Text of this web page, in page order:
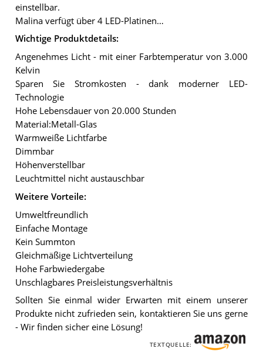
einstellbar.
Malina verfügt über 4 LED-Platinen…
Wichtige Produktdetails:
Angenehmes Licht - mit einer Farbtemperatur von 3.000
Kelvin
Sparen Sie Stromkosten - dank moderner LED-
Technologie
Hohe Lebensdauer von 20.000 Stunden
Material:Metall-Glas
Warmweiße Lichtfarbe
Dimmbar
Höhenverstellbar
Leuchtmittel nicht austauschbar
Weitere Vorteile:
Umweltfreundlich
Einfache Montage
Kein Summton
Gleichmäßige Lichtverteilung
Hohe Farbwiedergabe
Unschlagbares Preisleistungsverhältnis
Sollten Sie einmal wider Erwarten mit einem unserer
Produkte nicht zufrieden sein, kontaktieren Sie uns gerne
- Wir finden sicher eine Lösung!
TEXTQUELLE: